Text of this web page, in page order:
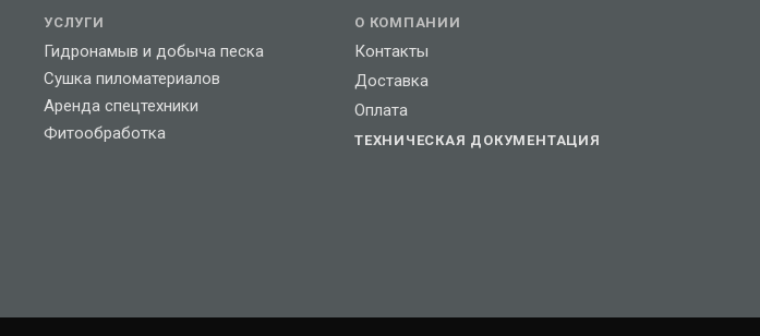
УСЛУГИ
Гидронамыв и добыча песка
Сушка пиломатериалов
Аренда спецтехники
Фитообработка
О КОМПАНИИ
Контакты
Доставка
Оплата
ТЕХНИЧЕСКАЯ ДОКУМЕНТАЦИЯ